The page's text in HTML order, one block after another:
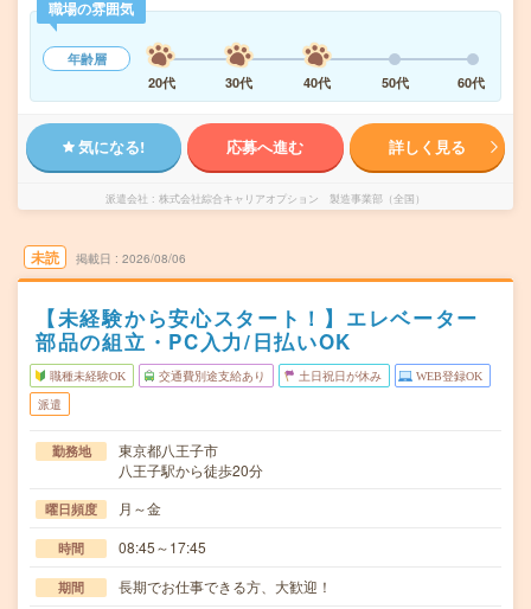
職場の雰囲気
年齢層
20代
30代 40代 50代 60代
気になる! 応募へ進む 詳しく見る
派遣会社 株式会社綜合キャリアオプション 製造事業部（全国）
未読 掲載日 2026/08/06
【未経験から安心スタート！】エレベーター
部品の組立・PC入力/日払いOK
職種未経験OK 交通費別途支給あり 土日祝日が休み WEB登録OK
派遣
勤務地
東京都八王子市
八王子駅から徒歩20分
曜日頻度 月～金
時間 08:45～17:45
期間 長期でお仕事できる方、大歓迎！